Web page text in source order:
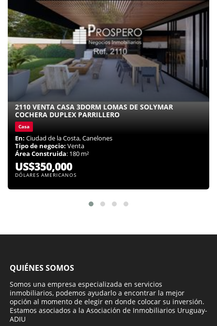
2110 VENTA CASA 3DORM LOMAS DE SOLYMAR
COCHERA DUPLEX PARRILLERO
Casa
En: Ciudad de la Costa, Canelones
Tipo de negocio: Venta
Área Construida: 180 m²
US$350,000
DÓLARES AMERICANOS
QUIÉNES SOMOS
Somos una empresa especializada en servicios
inmobiliarios, podemos ayudarlo a encontrar la mejor
opción al momento de elegir en donde colocar su inversión.
Estamos asociados a la Asociación de Inmobiliarios Uruguay-
ADIU